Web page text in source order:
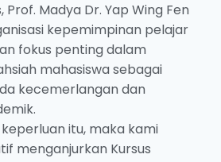
Prof. Madya Dr. Yap Wing Fen
kepemimpinan pelajar
fokus penting dalam
mahasiswa sebagai
kecemerlangan dan
itu, maka kami
menganjurkan Kursus